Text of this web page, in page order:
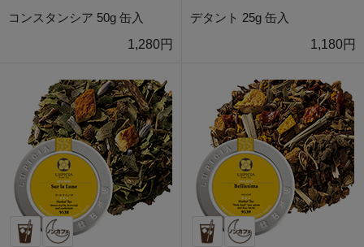
コンスタンシア 50g 缶入
1,280円
デタント 25g 缶入
1,180円